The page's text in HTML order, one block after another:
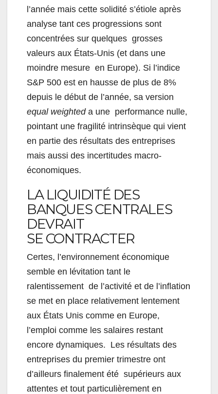
l’année mais cette solidité s’étiole après
analyse tant ces progressions sont
concentrées sur quelques grosses
valeurs aux États-Unis (et dans une
moindre mesure en Europe). Si l’indice
S&P 500 est en hausse de plus de 8%
depuis le début de l’année, sa version
equal weighted a une performance nulle,
pointant une fragilité intrinsèque qui vient
en partie des résultats des entreprises
mais aussi des incertitudes macro-
économiques.
LA LIQUIDITÉ DES
BANQUES CENTRALES
DEVRAIT
SE CONTRACTER
Certes, l’environnement économique
semble en lévitation tant le
ralentissement de l’activité et de l’inflation
se met en place relativement lentement
aux États Unis comme en Europe,
l’emploi comme les salaires restant
encore dynamiques. Les résultats des
entreprises du premier trimestre ont
d’ailleurs finalement été supérieurs aux
attentes et tout particulièrement en